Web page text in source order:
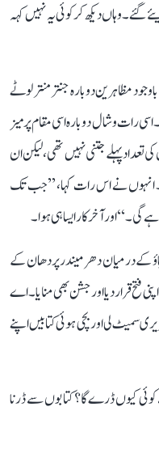
گئے۔ وہاں دیکھ کر کوئی یہ نہیں کہہ
مظاہرین دوبارہ جنتر منتر لوٹے
اسی رات وشال دوبارہ اسی مقام پر میز
تعداد پہلے جتنی نہیں تھی، لیکن ان
انہوں نے اس رات کہا، ’’جب تک
اور آخرکار ایسا ہی ہوا۔
دباؤ کے درمیان دھرمیندر پردھان کے
فتح قرار دیا اور جشن بھی منایا۔ اے
لی اور بچی ہوئی کتابیں اپنے
کیوں ڈرے گا؟ کتابوں سے ڈرنا